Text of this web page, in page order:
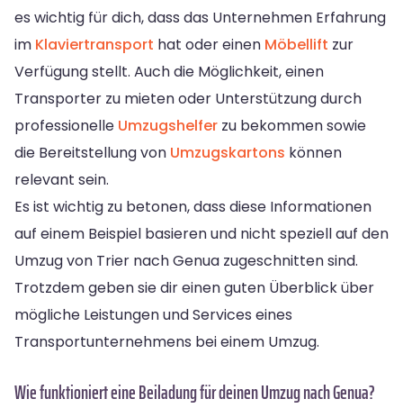
es wichtig für dich, dass das Unternehmen Erfahrung
im Klaviertransport hat oder einen Möbellift zur
Verfügung stellt. Auch die Möglichkeit, einen
Transporter zu mieten oder Unterstützung durch
professionelle Umzugshelfer zu bekommen sowie
die Bereitstellung von Umzugskartons können
relevant sein.
Es ist wichtig zu betonen, dass diese Informationen
auf einem Beispiel basieren und nicht speziell auf den
Umzug von Trier nach Genua zugeschnitten sind.
Trotzdem geben sie dir einen guten Überblick über
mögliche Leistungen und Services eines
Transportunternehmens bei einem Umzug.
Wie funktioniert eine Beiladung für deinen Umzug nach Genua?